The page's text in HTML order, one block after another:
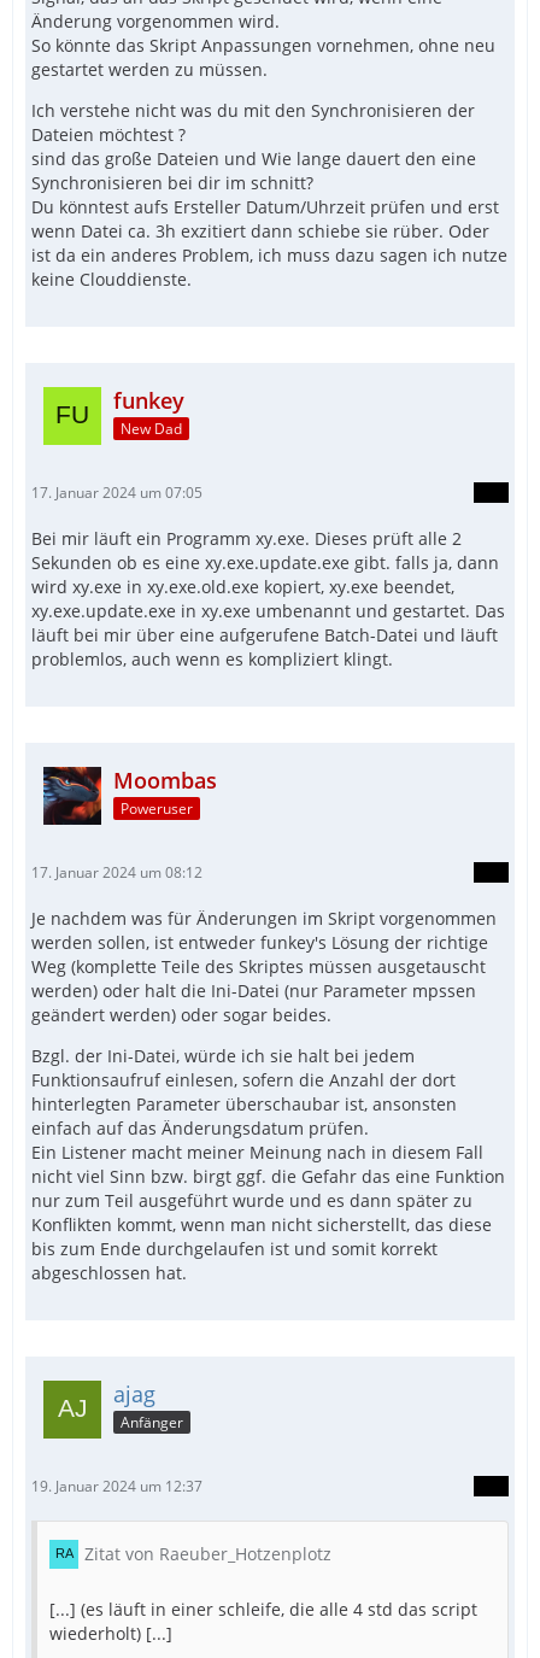
Änderung vorgenommen wird.
So könnte das Skript Anpassungen vornehmen, ohne neu
gestartet werden zu müssen.
Ich verstehe nicht was du mit den Synchronisieren der
Dateien möchtest ?
sind das große Dateien und Wie lange dauert den eine
Synchronisieren bei dir im schnitt?
Du könntest aufs Ersteller Datum/Uhrzeit prüfen und erst
wenn Datei ca. 3h exzitiert dann schiebe sie rüber. Oder
ist da ein anderes Problem, ich muss dazu sagen ich nutze
keine Clouddienste.
funkey
New Dad
17. Januar 2024 um 07:05
Bei mir läuft ein Programm xy.exe. Dieses prüft alle 2
Sekunden ob es eine xy.exe.update.exe gibt. falls ja, dann
wird xy.exe in xy.exe.old.exe kopiert, xy.exe beendet,
xy.exe.update.exe in xy.exe umbenannt und gestartet. Das
läuft bei mir über eine aufgerufene Batch-Datei und läuft
problemlos, auch wenn es kompliziert klingt.
Moombas
Poweruser
17. Januar 2024 um 08:12
Je nachdem was für Änderungen im Skript vorgenommen
werden sollen, ist entweder funkey's Lösung der richtige
Weg (komplette Teile des Skriptes müssen ausgetauscht
werden) oder halt die Ini-Datei (nur Parameter mpssen
geändert werden) oder sogar beides.
Bzgl. der Ini-Datei, würde ich sie halt bei jedem
Funktionsaufruf einlesen, sofern die Anzahl der dort
hinterlegten Parameter überschaubar ist, ansonsten
einfach auf das Änderungsdatum prüfen.
Ein Listener macht meiner Meinung nach in diesem Fall
nicht viel Sinn bzw. birgt ggf. die Gefahr das eine Funktion
nur zum Teil ausgeführt wurde und es dann später zu
Konflikten kommt, wenn man nicht sicherstellt, das diese
bis zum Ende durchgelaufen ist und somit korrekt
abgeschlossen hat.
ajag
Anfänger
19. Januar 2024 um 12:37
Zitat von Raeuber_Hotzenplotz
[...] (es läuft in einer schleife, die alle 4 std das script
wiederholt) [...]